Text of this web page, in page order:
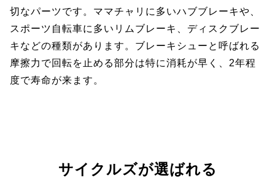
切なパーツです。ママチャリに多いハブブレーキや、
スポーツ自転車に多いリムブレーキ、ディスクブレー
キなどの種類があります。ブレーキシューと呼ばれる
摩擦力で回転を止める部分は特に消耗が早く、2年程
度で寿命が来ます。
サイクルズが選ばれる